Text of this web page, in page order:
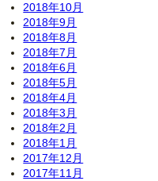
2018年10月
2018年9月
2018年8月
2018年7月
2018年6月
2018年5月
2018年4月
2018年3月
2018年2月
2018年1月
2017年12月
2017年11月